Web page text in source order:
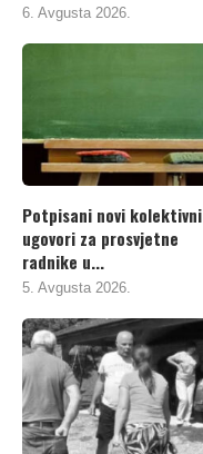
6. Avgusta 2026.
Potpisani novi kolektivni
ugovori za prosvjetne
radnike u...
5. Avgusta 2026.